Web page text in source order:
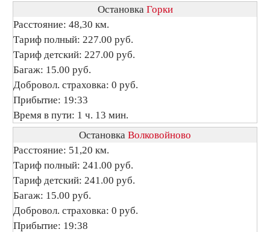
Остановка Горки
Расстояние: 48,30 км.
Тариф полный: 227.00 руб.
Тариф детский: 227.00 руб.
Багаж: 15.00 руб.
Добровол. страховка: 0 руб.
Прибытие: 19:33
Время в пути: 1 ч. 13 мин.
Остановка Волковойново
Расстояние: 51,20 км.
Тариф полный: 241.00 руб.
Тариф детский: 241.00 руб.
Багаж: 15.00 руб.
Добровол. страховка: 0 руб.
Прибытие: 19:38